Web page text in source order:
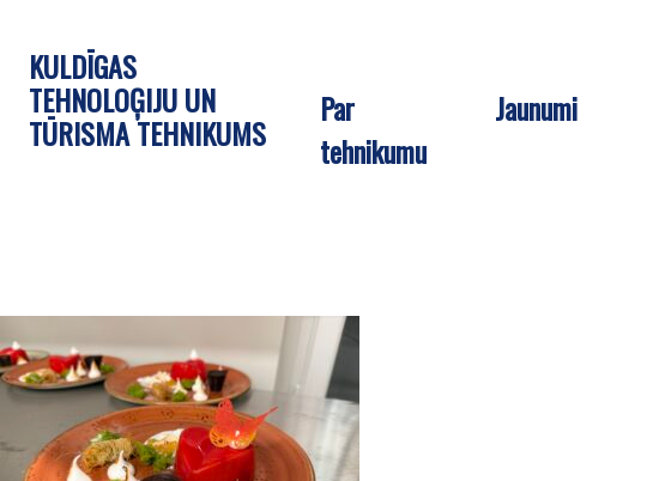
KULDĪGAS
TEHNOLOĢIJU UN
TŪRISMA TEHNIKUMS
Par
tehnikumu
Jaunumi